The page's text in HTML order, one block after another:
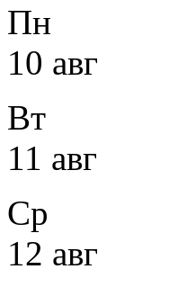
Пн
10 авг
Вт
11 авг
Ср
12 авг